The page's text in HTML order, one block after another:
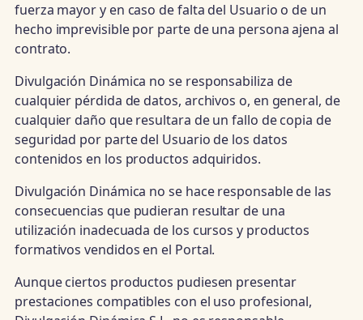
fuerza mayor y en caso de falta del Usuario o de un
hecho imprevisible por parte de una persona ajena al
contrato.
Divulgación Dinámica no se responsabiliza de
cualquier pérdida de datos, archivos o, en general, de
cualquier daño que resultara de un fallo de copia de
seguridad por parte del Usuario de los datos
contenidos en los productos adquiridos.
Divulgación Dinámica no se hace responsable de las
consecuencias que pudieran resultar de una
utilización inadecuada de los cursos y productos
formativos vendidos en el Portal.
Aunque ciertos productos pudiesen presentar
prestaciones compatibles con el uso profesional,